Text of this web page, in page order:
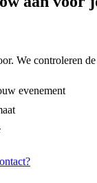
We controleren
evenement